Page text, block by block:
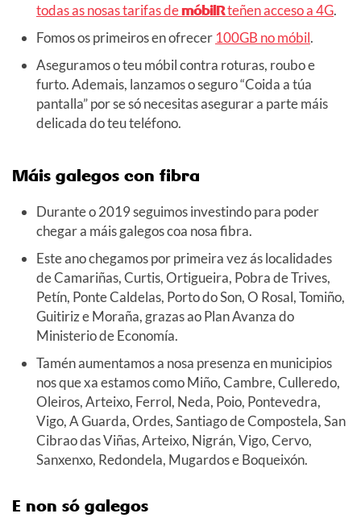
todas as nosas tarifas demóbilRteñen acceso a 4G.
Fomos os primeiros en ofrecer 100GB no móbil.
Aseguramos o teu móbil contra roturas, roubo e
furto. Ademais, lanzamos o seguro “Coida a túa
pantalla” por se só necesitas asegurar a parte máis
delicada do teu teléfono.
Máis galegos con fibra
Durante o 2019 seguimos investindo para poder
chegar a máis galegos coa nosa fibra.
Este ano chegamos por primeira vez ás localidades
de Camariñas, Curtis, Ortigueira, Pobra de Trives,
Petín, Ponte Caldelas, Porto do Son, O Rosal, Tomiño,
Guitiriz e Moraña, grazas ao Plan Avanza do
Ministerio de Economía.
Tamén aumentamos a nosa presenza en municipios
nos que xa estamos como Miño, Cambre, Culleredo,
Oleiros, Arteixo, Ferrol, Neda, Poio, Pontevedra,
Vigo, A Guarda, Ordes, Santiago de Compostela, San
Cibrao das Viñas, Arteixo, Nigrán, Vigo, Cervo,
Sanxenxo, Redondela, Mugardos e Boqueixón.
E non só galegos